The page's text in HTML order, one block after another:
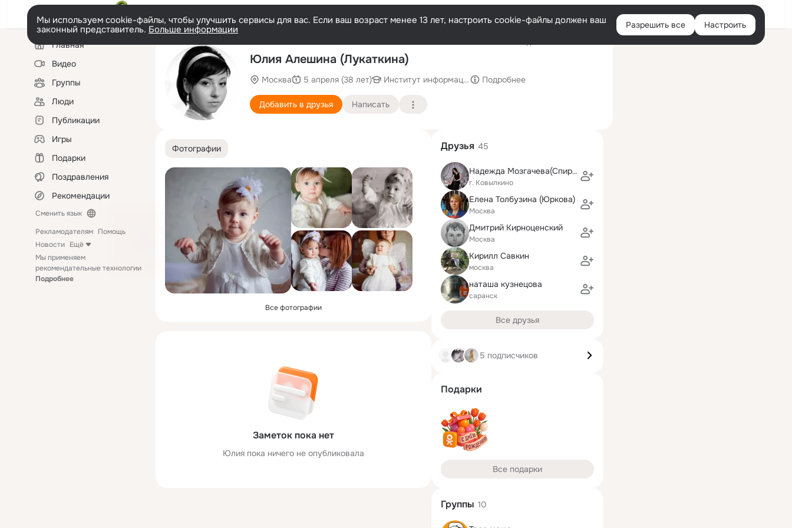
Войти
Мы используем cookie-файлы, чтобы улучшить сервисы для вас. Если ваш возраст менее 13 лет, настроить cookie-файлы должен ваш
законный представитель. Больше информации Разрешить все Настроить
Левая
колонкаГлавная
Видео
Группы
Люди
Публикации
Игры
Подарки
Поздравления
Рекомендации
Сменить язык
Рекламодателям Помощь
Новости Ещё
Мы применяем
рекомендательные технологии
Подробнее
Юлия Алешина (Лукаткина)
Москва 5 апреля (38 лет) Институт информационных технологий
Подробнее
Добавить в друзья Написать
Фотографии
Все фотографии
Заметок пока нет
Юлия пока ничего не опубликовала
Друзья 45
Надежда Мозгачева(Спиридонова)
г. Ковылкино
Елена Толбузина (Юркова)
Москва
Дмитрий Кирноценский
Москва
Кирилл Савкин
москва
наташа кузнецова
саранск
Все друзья
5 подписчиков
Подарки
Все подарки
Группы 10